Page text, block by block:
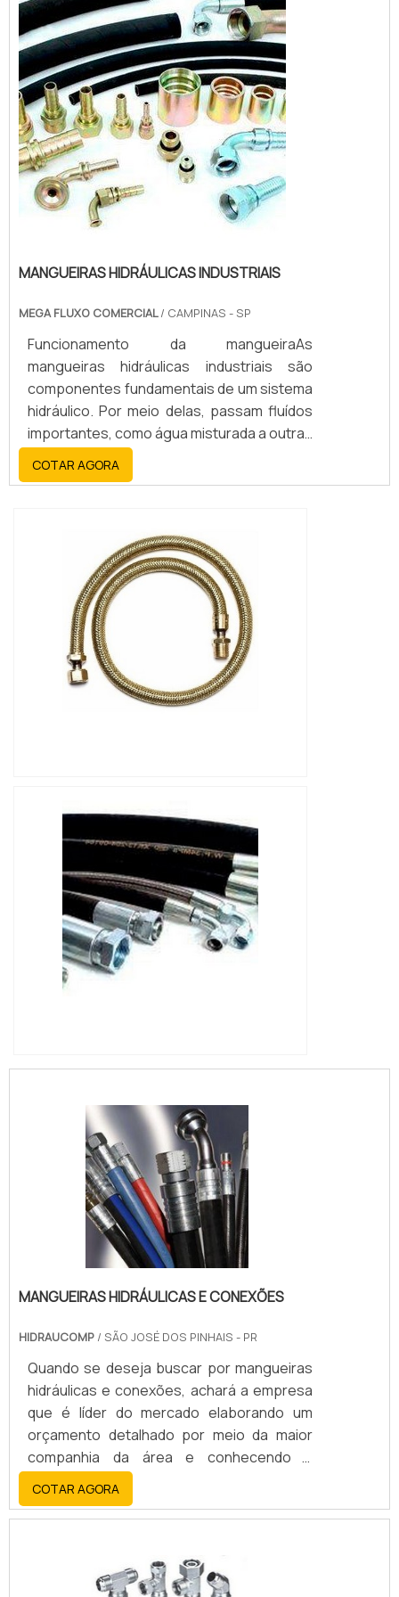
mangueiras hidráulicas de alta pressão
passam por diverso...
MANGUEIRAS HIDRÁULICAS INDUSTRIAIS
MEGA FLUXO COMERCIAL/ CAMPINAS - SP
Funcionamento da mangueiraAs
mangueiras hidráulicas industriais são
componentes fundamentais de um sistema
hidráulico. Por meio delas, passam fluídos
importantes, como água misturada a outras
substâncias, óleo e petróleo. As
mangueiras industriais hidráulicas têm uma
Maior flexibilidade e articulação
Resistentes à corrosão e vibrações Podem
ser encontrada...
COTAR AGORA
MANGUEIRAS HIDRÁULICAS E CONEXÕES
HIDRAUCOMP / SÃO JOSÉ DOS PINHAIS - PR
Quando se deseja buscar por mangueiras
hidráulicas e conexões, achará a empresa
que é líder do mercado elaborando um
orçamento detalhado por meio da maior
companhia da área e conhecendo a
sofisticação, qualidade e preço justo em
um só lugar.Quando o desejo está
relacionado com mangueiras hidráulicas e
da Hidraucomp irá encontrar precisão com
comprometimento com o resultado dos
COTAR AGORA